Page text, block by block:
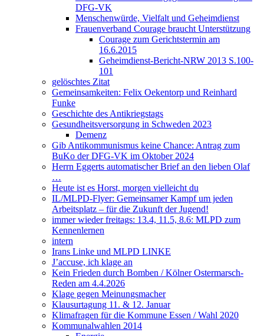
DFG-VK
Menschenwürde, Vielfalt und Geheimdienst
Frauenverband Courage braucht Unterstützung
Courage zum Gerichtstermin am
16.6.2015
Geheimdienst-Bericht-NRW 2013 S.100-
101
gelöschtes Zitat
Gemeinsamkeiten: Felix Oekentorp und Reinhard
Funke
Geschichte des Antikriegstags
Gesundheitsversorgung in Schweden 2023
Demenz
Gib Antikommunismus keine Chance: Antrag zum
BuKo der DFG-VK im Oktober 2024
Herrn Eggerts automatischer Brief an den lieben Olaf
…
Heute ist es Horst, morgen vielleicht du
IL/MLPD-Flyer: Gemeinsamer Kampf um jeden
Arbeitsplatz – für die Zukunft der Jugend!
immer wieder freitags: 13.4, 11.5, 8.6: MLPD zum
Kennenlernen
intern
Irans Linke und MLPD LINKE
J’accuse, ich klage an
Kein Frieden durch Bomben / Kölner Ostermarsch-
Reden am 4.4.2026
Klage gegen Meinungsmacher
Klausurtagung 11. & 12. Januar
Klimafragen für die Kommune Essen / Wahl 2020
Kommunalwahlen 2014